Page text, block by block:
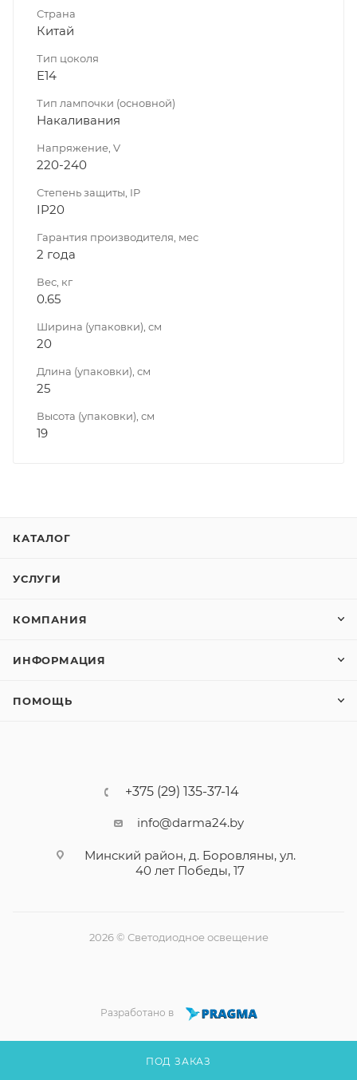
ПОД ЗАКАЗ
Страна
Китай
Тип цоколя
E14
Тип лампочки (основной)
Накаливания
Напряжение, V
220-240
Степень защиты, IP
IP20
Гарантия производителя, мес
2 года
Вес, кг
0.65
Ширина (упаковки), см
20
Длина (упаковки), см
25
Высота (упаковки), см
19
КАТАЛОГ
УСЛУГИ
КОМПАНИЯ
ИНФОРМАЦИЯ
ПОМОЩЬ
+375 (29) 135-37-14
info@darma24.by
Минский район, д. Боровляны, ул.
40 лет Победы, 17
2026 © Светодиодное освещение
Разработано в